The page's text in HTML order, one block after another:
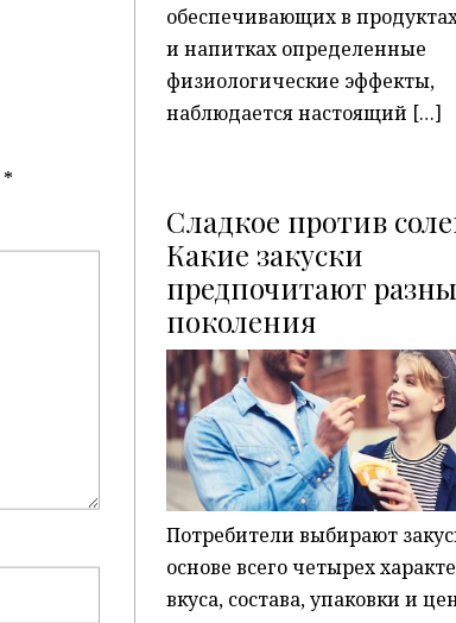
*
обеспечивающих в
и напитках определенные
физиологические эффекты,
наблюдается настоящий […]
Сладкое против
Какие закуски
предпочитают
поколенияP
Потребители выбирают
основе всего четырех
вкуса, состава, упаковки и